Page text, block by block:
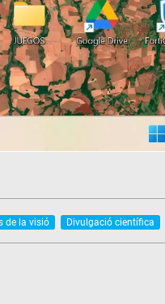
de la visió Divulgació científica